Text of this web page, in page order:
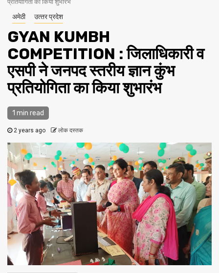
प्रतियोगिता का किया शुभारंभ
अमेठी उत्‍तर प्रदेश
GYAN KUMBH
COMPETITION : जिलाधिकारी व
एसपी ने जनपद स्तरीय ज्ञान कुंभ
प्रतियोगिता का किया शुभारंभ
1 min read
2 years ago लोक दस्तक